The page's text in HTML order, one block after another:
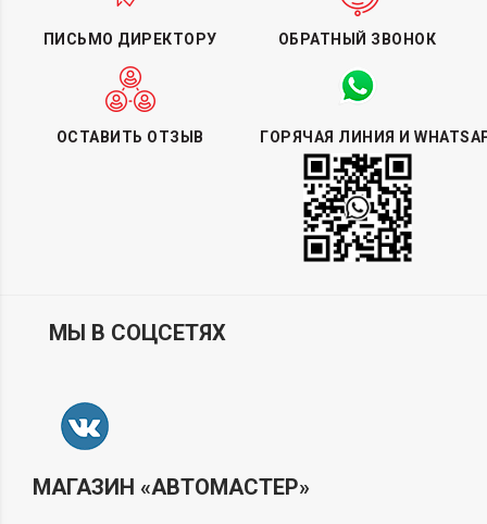
ПИСЬМО ДИРЕКТОРУ ОБРАТНЫЙ ЗВОНОК
ОСТАВИТЬ ОТЗЫВ ГОРЯЧАЯ ЛИНИЯ И
МЫ В СОЦСЕТЯХ
МАГАЗИН «АВТОМАСТЕР»